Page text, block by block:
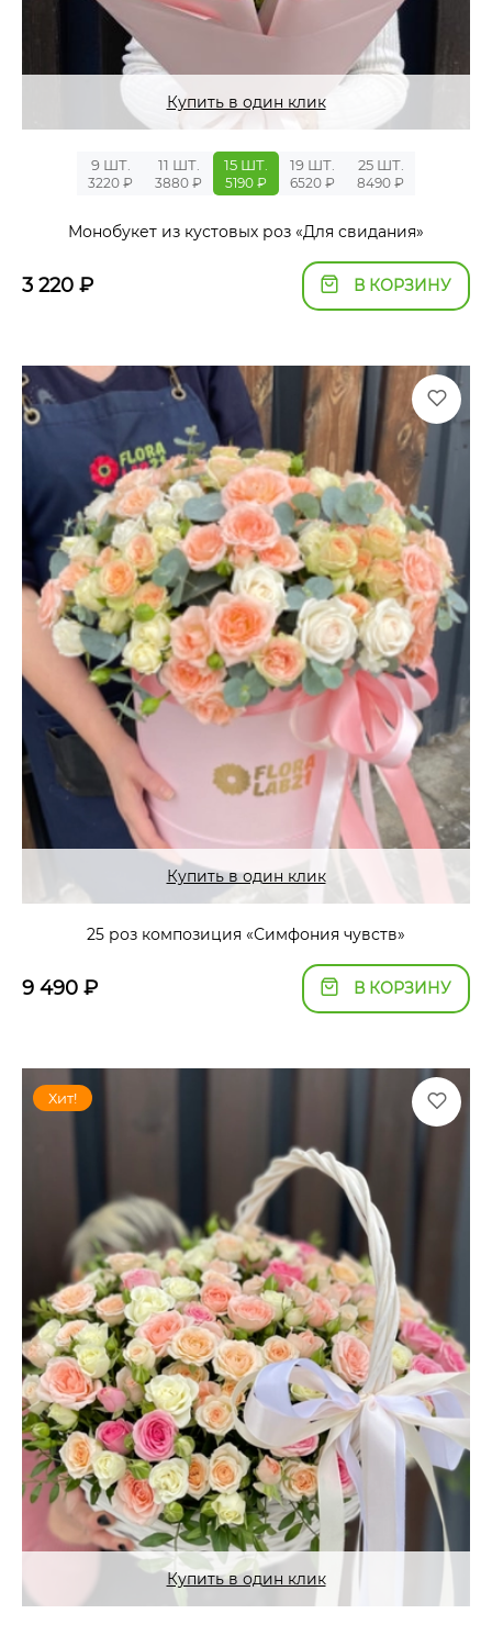
Купить в один клик
9 ШТ.
3220 ₽
11 ШТ.
3880 ₽
15 ШТ.
5190 ₽
19 ШТ.
6520 ₽
25 ШТ.
8490 ₽
Монобукет из кустовых роз «Для свидания»
3 220 ₽ В КОРЗИНУ
Купить в один клик
25 роз композиция «Симфония чувств»
9 490 ₽ В КОРЗИНУ
Хит!
Купить в один клик